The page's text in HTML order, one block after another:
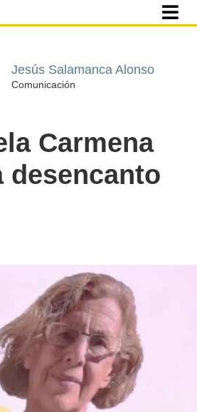
Jesús Salamanca Alonso
Comunicación
Carmena
desencanto